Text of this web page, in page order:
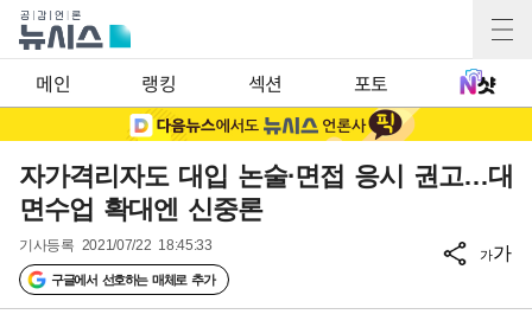
메인 랭킹 섹션 포토
자가격리자도 대입 논술·면접 응시 권고…대
면수업 확대엔 신중론
기사등록 2021/07/22 18:45:33
구글에서 선호하는 매체로 추가
가가